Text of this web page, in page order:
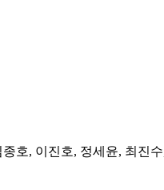
호, 이진호, 정세윤, 최진